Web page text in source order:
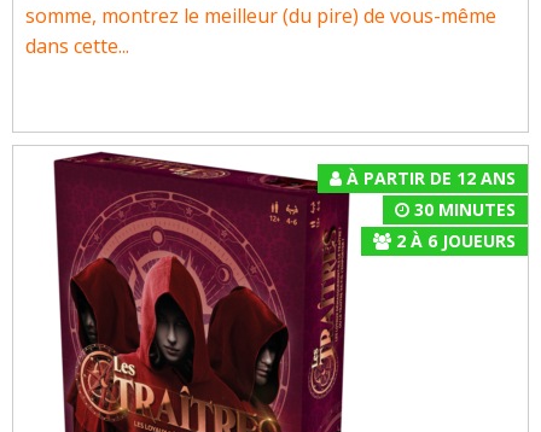
somme, montrez le meilleur (du pire) de vous-même
dans cette...
À PARTIR DE 12 ANS
30 MINUTES
2À 6JOUEURS